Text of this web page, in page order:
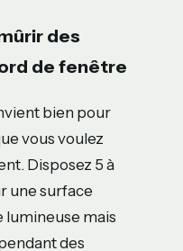
des
de fenêtre
bien pour
vous voulez
Disposez 5 à
une surface
lumineuse mais
des